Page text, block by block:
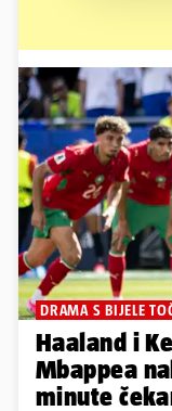
DRAMA S BIJELE
Haaland i
Mbappea
minute